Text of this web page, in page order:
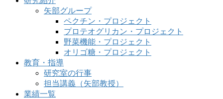
矢部グループ
ペクチン・プロジェクト
プロテオグリカン・プロジェクト
野菜機能・プロジェクト
オリゴ糖・プロジェクト
教育・指導
研究室の行事
担当講義（矢部教授）
業績一覧